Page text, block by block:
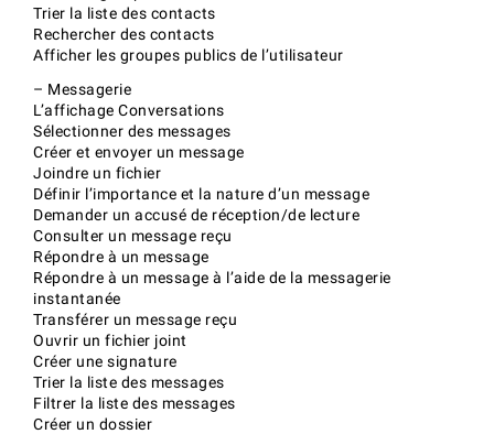
Trier la liste des contacts
Rechercher des contacts
Afficher les groupes publics de l’utilisateur
– Messagerie
L’affichage Conversations
Sélectionner des messages
Créer et envoyer un message
Joindre un fichier
Définir l’importance et la nature d’un message
Demander un accusé de réception/de lecture
Consulter un message reçu
Répondre à un message
Répondre à un message à l’aide de la messagerie
instantanée
Transférer un message reçu
Ouvrir un fichier joint
Créer une signature
Trier la liste des messages
Filtrer la liste des messages
Créer un dossier